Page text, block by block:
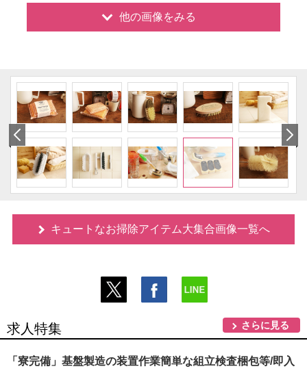
他の画像をみる
キュートなお掃除アイテム大集合画像一覧へ
求人特集 さらに見る
「寮完備」基盤製造の装置作業簡単な組立検査梱包等/即入